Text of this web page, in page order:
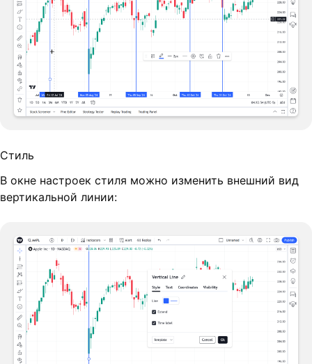
Стиль
В окне настроек стиля можно изменить внешний вид
вертикальной линии: